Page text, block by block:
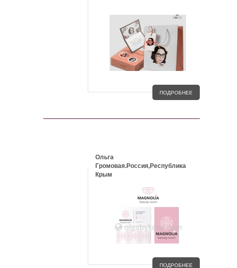
ПОДРОБНЕЕ
Ольга
Громовая.Россия,Республика
Крым
ПОДРОБНЕЕ